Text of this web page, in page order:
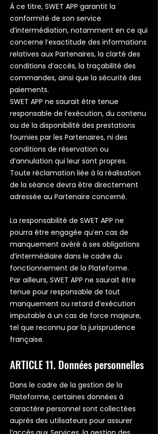
À ce titre, SWET APP garantit la
conformité de son service
d’intermédiation, notamment en ce qui
concerne l’exactitude des informations
relatives aux Partenaires, la clarté des
conditions d’accès, la traçabilité des
commandes, ainsi que la sécurité des
paiements.
SWET APP ne saurait être tenue
responsable de l’exécution, du contenu
ou de la disponibilité des prestations
fournies par les Partenaires, ni des
conditions de réservation ou
d’annulation qui leur sont propres.
Toute réclamation liée à la réalisation
de la séance devra être directement
adressée au Partenaire concerné.
La responsabilité de SWET APP ne
pourra être engagée qu’en cas de
manquement avéré à ses obligations
d’intermédiaire dans le cadre du
fonctionnement de la Plateforme.
Par ailleurs, SWET APP ne saurait être
tenue pour responsable de tout
manquement ou retard d’exécution
imputable à un cas de force majeure,
tel que reconnu par la jurisprudence
française.
ARTICLE 11. Données personnelles
Dans le cadre de la gestion de la
Plateforme, certaines données à
caractère personnel sont collectées
auprès des utilisateurs pour assurer